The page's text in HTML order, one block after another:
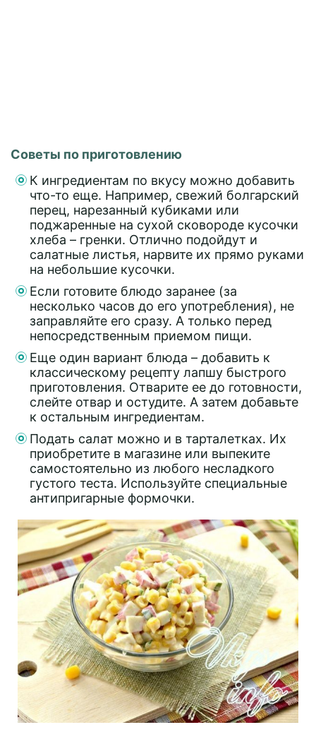
Советы по приготовлению
К ингредиентам по вкусу можно добавить
что-то еще. Например, свежий болгарский
перец, нарезанный кубиками или
поджаренные на сухой сковороде кусочки
хлеба – гренки. Отлично подойдут и
салатные листья, нарвите их прямо руками
на небольшие кусочки.
Если готовите блюдо заранее (за
несколько часов до его употребления), не
заправляйте его сразу. А только перед
непосредственным приемом пищи.
Еще один вариант блюда – добавить к
классическому рецепту лапшу быстрого
приготовления. Отварите ее до готовности,
слейте отвар и остудите. А затем добавьте
к остальным ингредиентам.
Подать салат можно и в тарталетках. Их
приобретите в магазине или выпеките
самостоятельно из любого несладкого
густого теста. Используйте специальные
антипригарные формочки.